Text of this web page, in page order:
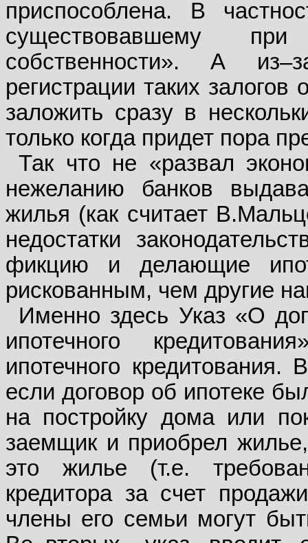
приспособлена. В
существовавшему при
собственности». А
регистрации таких
заложить сразу в
только когда придет пора
Так что не «развал
нежеланию банков
жилья (как считает
недостатки
фикцию и делающие
рискованным, чем другие
Именно здесь Указ «О
ипотечного
ипотечного кредитования.
если договор об ипотеке
на постройку дома или
заемщик и приобрел
это жилье (т.е.
кредитора за счет
члены его семьи могут